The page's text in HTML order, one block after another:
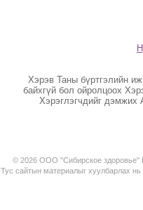
Хэрэв Таны бүртгэлийн
байхгүй бол ойролцоох
Хэрэглэгчдийг
© 2026 ООО "Сибирское здоровье"
Тус сайтын материалыг хуулбарлах нь